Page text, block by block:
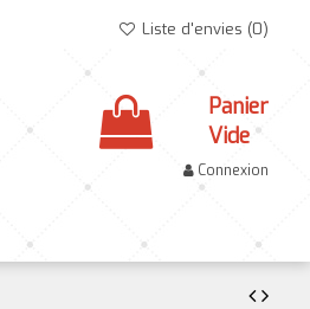
Liste d'envies (0)
Panier
Vide
Connexion